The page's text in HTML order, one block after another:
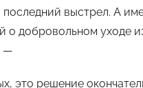
последний выстрел. А
о добровольном уходе
—
это решение